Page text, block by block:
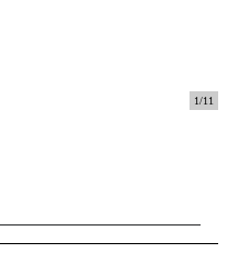
1/11